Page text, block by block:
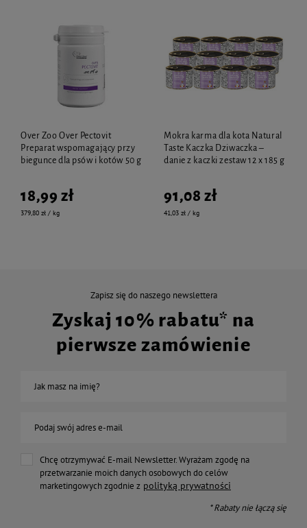
Over Zoo Over Pectovit
Preparat wspomagający przy
biegunce dla psów i kotów 50 g
18,99 zł
379,80 zł / kg
Mokra karma dla kota Natural
Taste Kaczka Dziwaczka –
danie z kaczki zestaw 12 x 185 g
91,08 zł
41,03 zł / kg
Zapisz się do naszego newslettera
Zyskaj 10% rabatu* na
pierwsze zamówienie
Jak masz na imię?
Podaj swój adres e-mail
Chcę otrzymywać E-mail Newsletter. Wyrażam zgodę na
przetwarzanie moich danych osobowych do celów
marketingowych zgodnie z polityką prywatności
* Rabaty nie łączą się